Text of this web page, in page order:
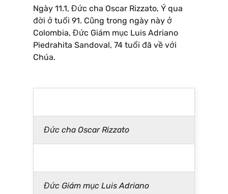
Ngày 11.1, Đức cha Oscar Rizzato, Ý qua
đời ở tuổi 91. Cũng trong ngày này ở
Colombia, Đức Giám mục Luis Adriano
Piedrahita Sandoval, 74 tuổi đã về với
Chúa.
Đức cha Oscar Rizzato
Đức Giám mục Luis Adriano